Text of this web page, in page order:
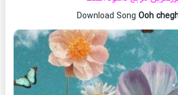
Download Song Ooh